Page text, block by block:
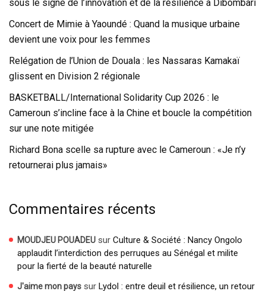
sous le signe de l’innovation et de la résilience à Dibombari
Concert de Mimie à Yaoundé : Quand la musique urbaine
devient une voix pour les femmes
Relégation de l’Union de Douala : les Nassaras Kamakaï
glissent en Division 2 régionale
BASKETBALL/International Solidarity Cup 2026 : le
Cameroun s’incline face à la Chine et boucle la compétition
sur une note mitigée
Richard Bona scelle sa rupture avec le Cameroun : «Je n’y
retournerai plus jamais»
Commentaires récents
MOUDJEU POUADEU sur Culture & Société : Nancy Ongolo
applaudit l’interdiction des perruques au Sénégal et milite
pour la fierté de la beauté naturelle
J'aime mon pays sur Lydol : entre deuil et résilience, un retour